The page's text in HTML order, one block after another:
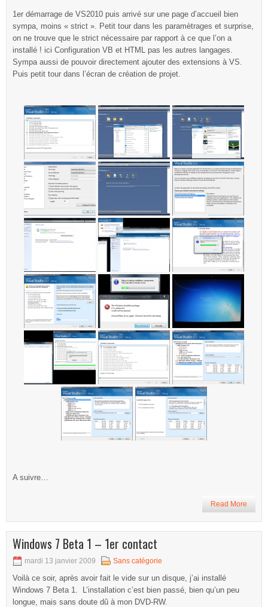
1er démarrage de VS2010 puis arrivé sur une page d’accueil bien
sympa, moins « strict ». Petit tour dans les paramètrages et surprise,
on ne trouve que le strict nécessaire par rapport à ce que l’on a
installé ! ici Configuration VB et HTML pas les autres langages.
Sympa aussi de pouvoir directement ajouter des extensions à VS.
Puis petit tour dans l’écran de création de projet.
A suivre…
Read More
Windows 7 Beta 1 – 1er contact
mardi 13 janvier 2009 Sans catégorie
Voilà ce soir, après avoir fait le vide sur un disque, j’ai installé
Windows 7 Beta 1. L’installation c’est bien passé, bien qu’un peu
longue, mais sans doute dû à mon DVD-RW.